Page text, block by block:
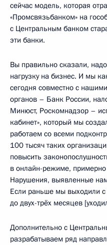
сейчас модель, которая
«Промсвязьбанком» на
с Центральным банком
эти банки.
Вы правильно сказали,
нагрузку на бизнес. И мы
сегодня совместно с
органов – Банк России,
Минюст, Роскомнадзор –
кабинет», который мы
работаем со всеми
100 тысяч таких
повысить
в онлайн-режиме,
Нарушения, выявленные
Если раньше мы выходили
до двух-трёх месяцев
Дополнительно с
разрабатываем ряд